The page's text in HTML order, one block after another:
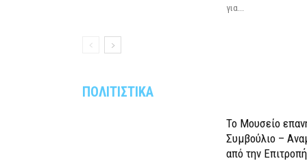
για...
ΠΟΛΙΤΙΣΤΙΚΑ
Το Μουσείο
Συμβούλιο –
από την Επιτροπή